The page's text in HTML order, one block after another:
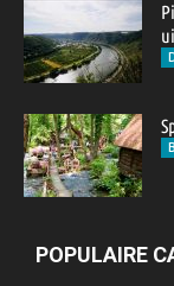
POPULAIRE